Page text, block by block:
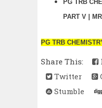
PG TRB
PART V |
PG TRB
Share This:
Twitter
Stumble